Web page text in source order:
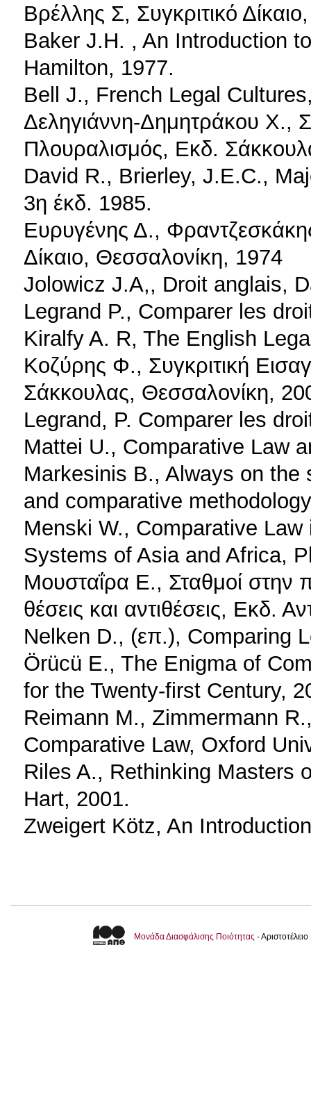
Βρέλλης Σ, Συγκριτικό
Baker J.H. , An Introduction
Hamilton, 1977.
Bell J., French Legal
Δεληγιάννη-Δημητράκου Χ.,
Πλουραλισμός, Εκδ.
David R., Brierley, J.E.C.,
3η έκδ. 1985.
Eυρυγένης Δ.,
Δίκαιο, Θεσσαλονίκη, 1974
Jolowicz J.A,, Droit anglais,
Legrand P., Comparer les
Kiralfy A. R, The English
Κοζύρης Φ., Συγκριτική
Σάκκουλας, Θεσσαλονίκη,
Legrand, P. Comparer les
Mattei U., Comparative Law
Markesinis B., Always on
and comparative
Menski W., Comparative
Systems of Asia and Africa,
Μουσταΐρα Ε., Σταθμοί στην
θέσεις και αντιθέσεις, Eκδ.
Nelken D., (επ.), Comparing
Örücü E., The Enigma of
for the Twenty-first Century,
Reimann Μ., Zimmermann
Comparative Law, Oxford
Riles A., Rethinking Masters
Hart, 2001.
Zweigert Kötz, An
Μονάδα Διασφάλισης Ποιότητας -